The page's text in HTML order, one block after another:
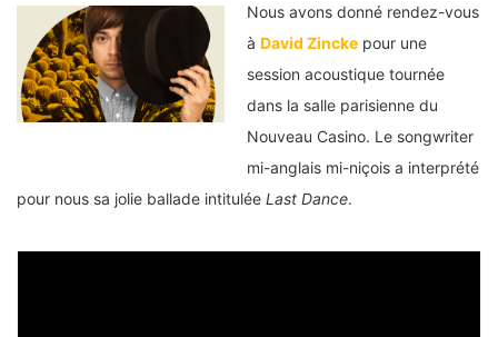
Nous avons donné rendez-vous
à David Zinckepour une
session acoustique tournée
dans la salle parisienne du
Nouveau Casino. Le songwriter
mi-anglais mi-niçois a interprété
pour nous sa jolie ballade intitulée Last Dance.